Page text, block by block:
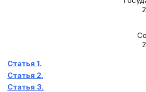
Статья 1.
Статья 2.
Статья 3.